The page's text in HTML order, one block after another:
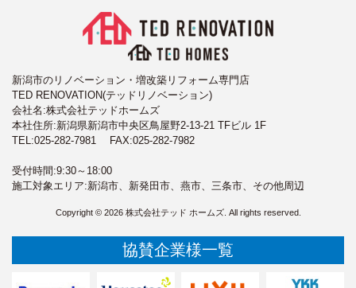
新潟市のリノベーション・増改築リフォーム専門店
TED RENOVATION(テッドリノベーション)
会社名:株式会社テッドホームズ
本社住所:新潟県新潟市中央区鳥屋野2-13-21 TFビル 1F
TEL:025-282-7981 FAX:025-282-7982
受付時間:9:30～18:00
施工対象エリア:新潟市、新発田市、燕市、三条市、その他周辺
Copyright © 2026 株式会社テッド ホームズ. All rights reserved.
協賛企業様一覧